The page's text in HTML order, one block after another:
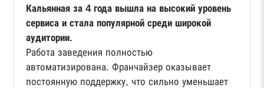
Кальянная за 4 года вышла на высокий уровень
сервиса и стала популярной среди широкой
аудитории.
Работа заведения полностью
автоматизирована. Франчайзер оказывает
постоянную поддержку, что сильно уменьшает